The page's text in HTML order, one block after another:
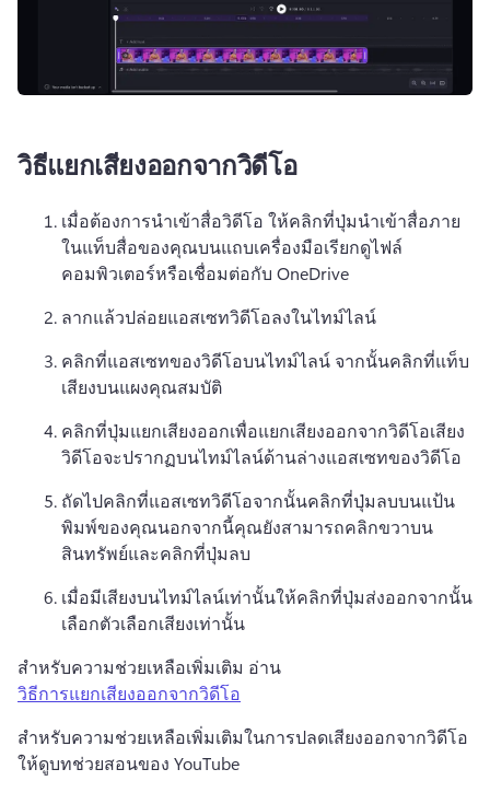
วิธีแยกเสียงออกจากวิดีโอ
เมื่อต้องการนําเข้าสื่อวิดีโอ ให้คลิกที่ปุ่มนําเข้าสื่อภาย
ในแท็บสื่อของคุณบนแถบเครื่องมือเรียกดูไฟล์
คอมพิวเตอร์หรือเชื่อมต่อกับ OneDrive
ลากแล้วปล่อยแอสเซทวิดีโอลงในไทม์ไลน์
คลิกที่แอสเซทของวิดีโอบนไทม์ไลน์ จากนั้นคลิกที่แท็บ
เสียงบนแผงคุณสมบัติ
คลิกที่ปุ่มแยกเสียงออกเพื่อแยกเสียงออกจากวิดีโอเสียง
วิดีโอจะปรากฏบนไทม์ไลน์ด้านล่างแอสเซทของวิดีโอ
ถัดไปคลิกที่แอสเซทวิดีโอจากนั้นคลิกที่ปุ่มลบบนแป้น
พิมพ์ของคุณนอกจากนี้คุณยังสามารถคลิกขวาบน
สินทรัพย์และคลิกที่ปุ่มลบ
เมื่อมีเสียงบนไทม์ไลน์เท่านั้นให้คลิกที่ปุ่มส่งออกจากนั้น
เลือกตัวเลือกเสียงเท่านั้น
สําหรับความช่วยเหลือเพิ่มเติม อ่าน
วิธีการแยกเสียงออกจากวิดีโอ
สําหรับความช่วยเหลือเพิ่มเติมในการปลดเสียงออกจากวิดีโอ
ให้ดูบทช่วยสอนของ YouTube